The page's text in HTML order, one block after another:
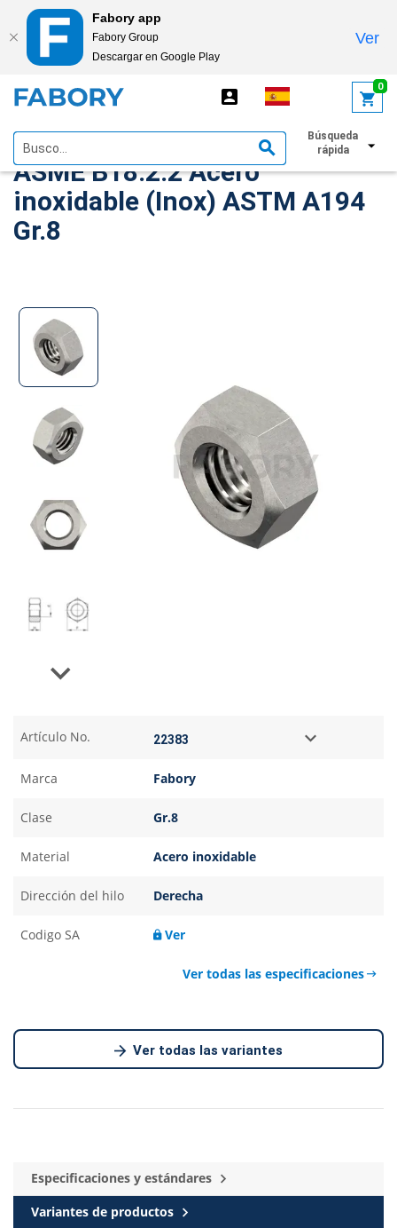
Fabory app
Fabory Group
Descargar en Google Play
Ver
0
Búsqueda
rápida
Tuerca hexagonal UNC/8UN
ASME B18.2.2 Acero
inoxidable (Inox) ASTM A194
Gr.8
Next
Artículo No.
Marca Fabory
Clase Gr.8
Material Acero inoxidable
Dirección del hilo Derecha
Codigo SA Ver
Ver todas las especificaciones
Ver todas las variantes
Especificaciones y estándares
Variantes de productos